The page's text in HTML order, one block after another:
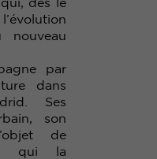
nouveau
par
dans
Ses
son
de
qui la